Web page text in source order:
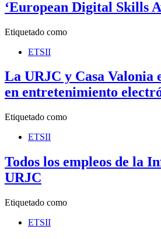
‘European Digital Skills
Etiquetado como
ETSII
La URJC y Casa Valonia
en entretenimiento
Etiquetado como
ETSII
Todos los empleos de la
URJC
Etiquetado como
ETSII